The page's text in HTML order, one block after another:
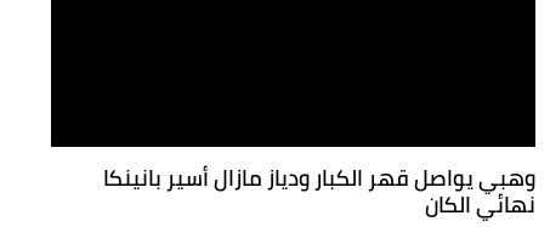
وهبي يواصل قهر الكبار ودياز مازال أسير بانينكا
نهائي الكان